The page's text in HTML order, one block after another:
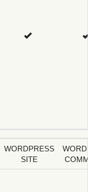
WORDPRESS
SITE